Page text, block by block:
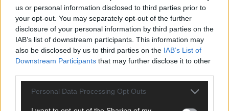
us or personal information disclosed to third parties prior to
your opt-out. You may separately opt-out of the further
disclosure of your personal information by third parties on the
IAB’s list of downstream participants. This information may
also be disclosed by us to third parties on the IAB’s List of
Downstream Participants that may further disclose it to other
Personal Data Processing Opt Outs
FOLGE UNS BEI FACEBOOK